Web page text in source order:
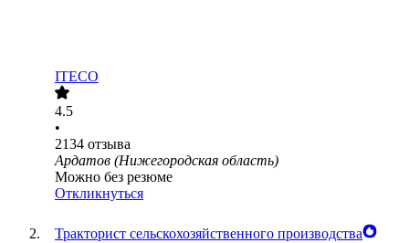
ITECO
4.5
•
2134 отзыва
Ардатов (Нижегородская область)
Можно без резюме
Откликнуться
Тракторист сельскохозяйственного производства